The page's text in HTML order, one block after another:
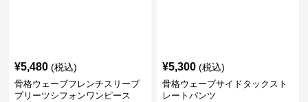
¥5,480 (税込)
骨格ウェーブフレンチスリーブ
プリーツシフォンワンピース
¥5,300 (税込)
骨格ウェーブサイドタックスト
レートパンツ